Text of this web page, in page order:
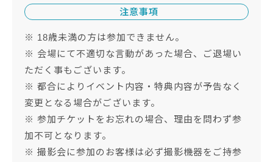
注意事項
※ 18歳未満の方は参加できません。
※ 会場にて不適切な言動があった場合、ご退場い
ただく事もございます。
※ 都合によりイベント内容・特典内容が予告なく
変更となる場合がございます。
※ 参加チケットをお忘れの場合、理由を問わず参
加不可となります。
※ 撮影会に参加のお客様は必ず撮影機器をご持参